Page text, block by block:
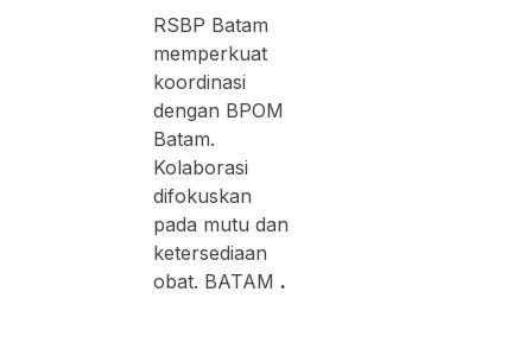
RSBP Batam
memperkuat
koordinasi
dengan BPOM
Batam.
Kolaborasi
difokuskan
pada mutu dan
ketersediaan
obat. BATAM .